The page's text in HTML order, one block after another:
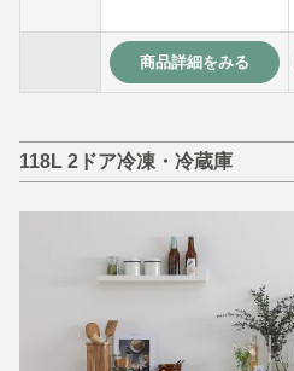
商品詳細をみる
118L 2ドア冷凍・冷蔵庫